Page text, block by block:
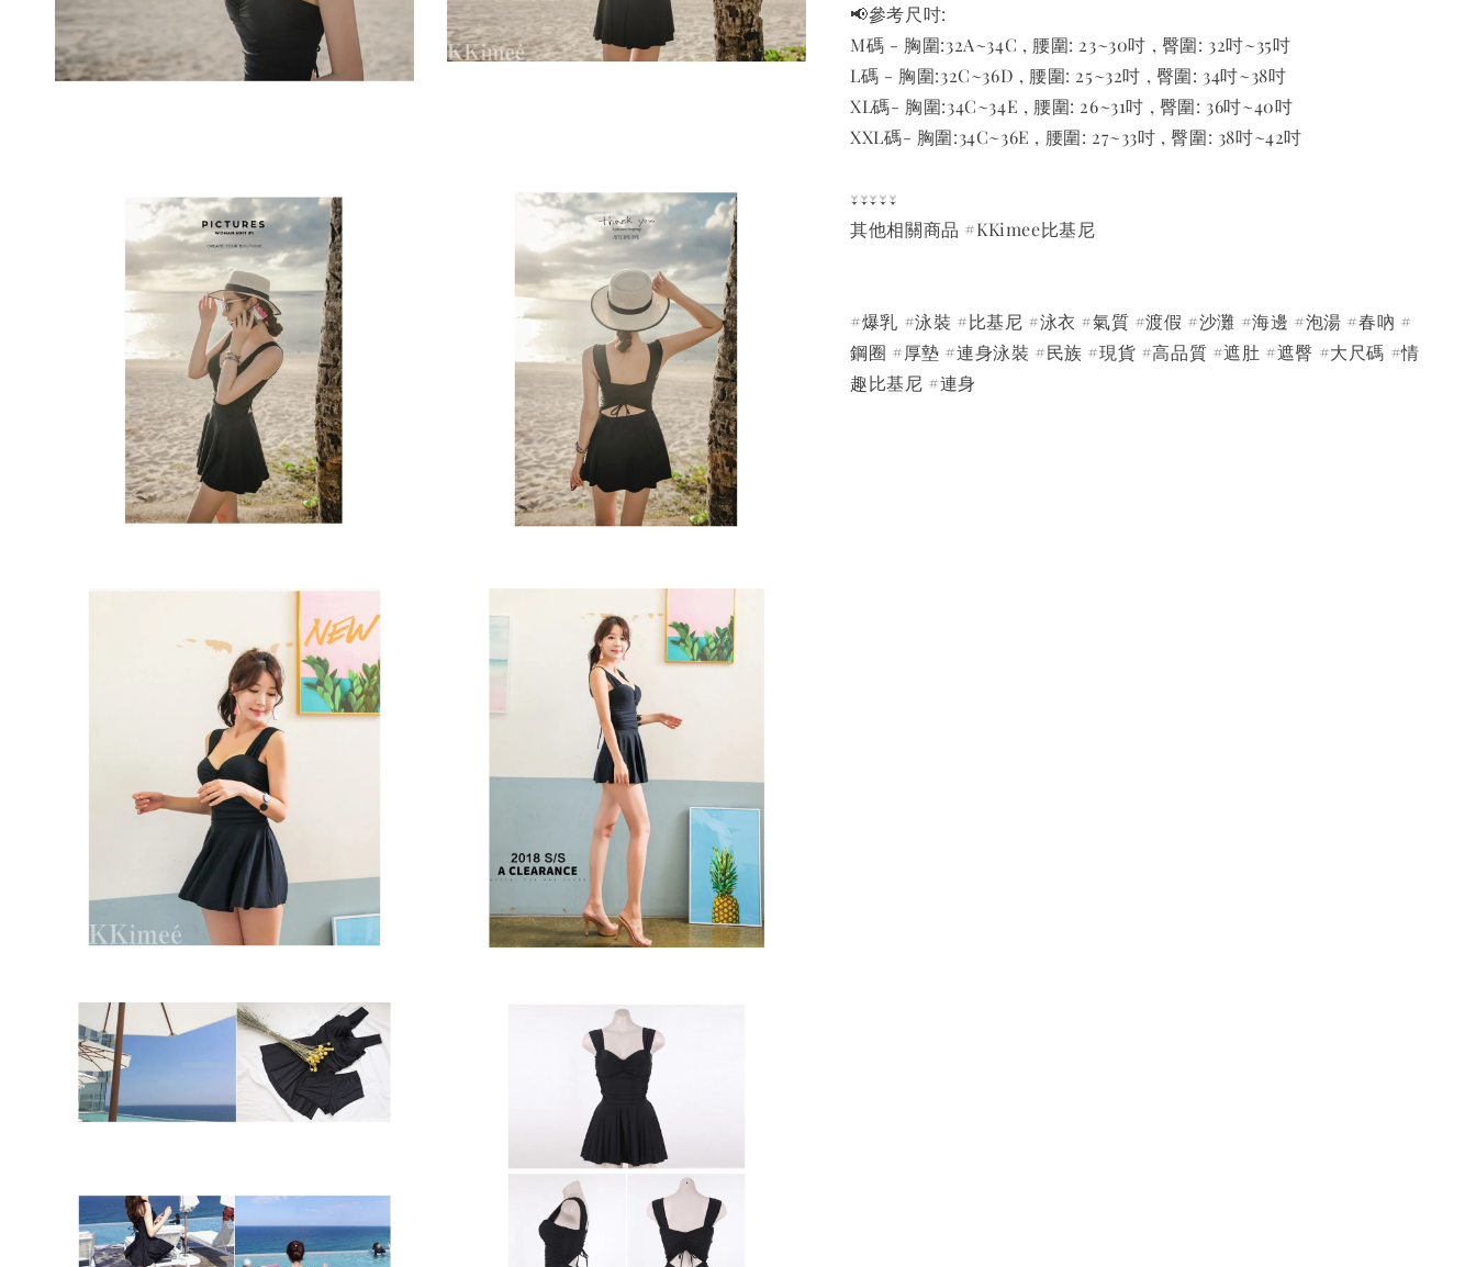
📢參考尺吋:
M碼 - 胸圍:32A~34C , 腰圍: 23~30吋 , 臀圍: 32吋~35吋
L碼 - 胸圍:32C~36D , 腰圍: 25~32吋 , 臀圍: 34吋~38吋
XL碼- 胸圍:34C~34E , 腰圍: 26~31吋 , 臀圍: 36吋~40吋
XXL碼- 胸圍:34C~36E , 腰圍: 27~33吋 , 臀圍: 38吋~42吋
↓↓↓↓↓
其他相關商品 #KKimee比基尼
#爆乳 #泳裝 #比基尼 #泳衣 #氣質 #渡假 #沙灘 #海邊 #泡湯 #春吶 #
鋼圈 #厚墊 #連身泳裝 #民族 #現貨 #高品質 #遮肚 #遮臀 #大尺碼 #情
趣比基尼 #連身